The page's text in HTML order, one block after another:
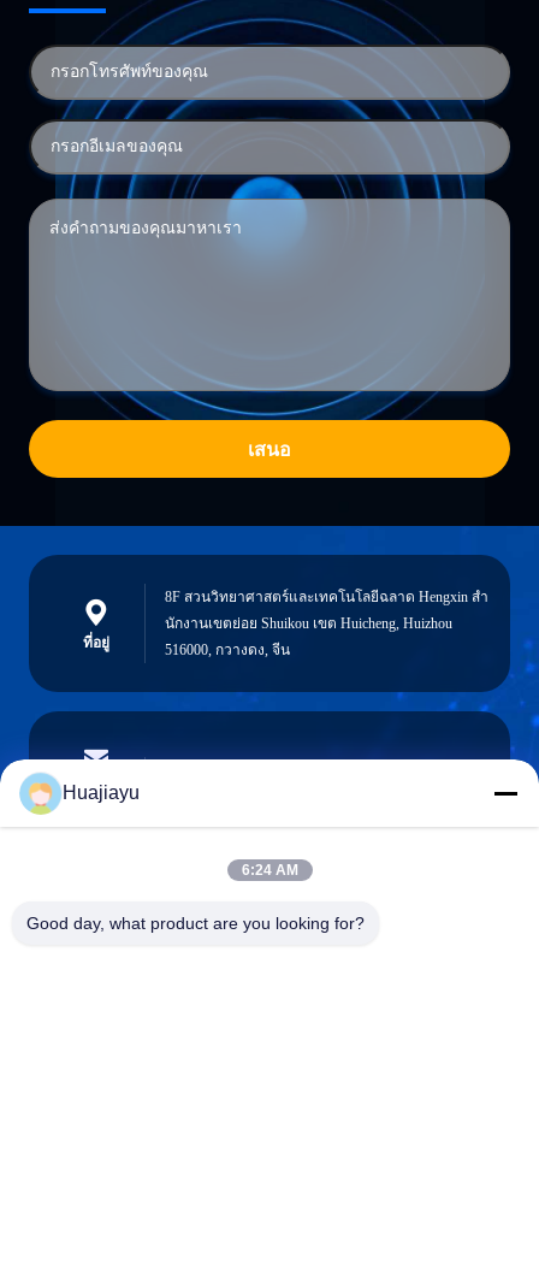
เสนอ
ที่อยู่
8F สวนวิทยาศาสตร์และเทคโนโลยีฉลาด Hengxin สํา
นักงานเขตย่อย Shuikou เขต Huicheng, Huizhou
516000, กวางดง, จีน
อีเมล
โทรศัพท์
Huajiayu
6:24 AM
Good day, what product are you looking for?